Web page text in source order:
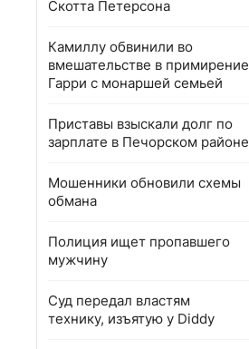
Скотта Петерсона
Камиллу обвинили во
вмешательстве в примирение
Гарри с монаршей семьей
Приставы взыскали долг по
зарплате в Печорском районе
Мошенники обновили схемы
обмана
Полиция ищет пропавшего
мужчину
Суд передал властям
технику, изъятую у Diddy